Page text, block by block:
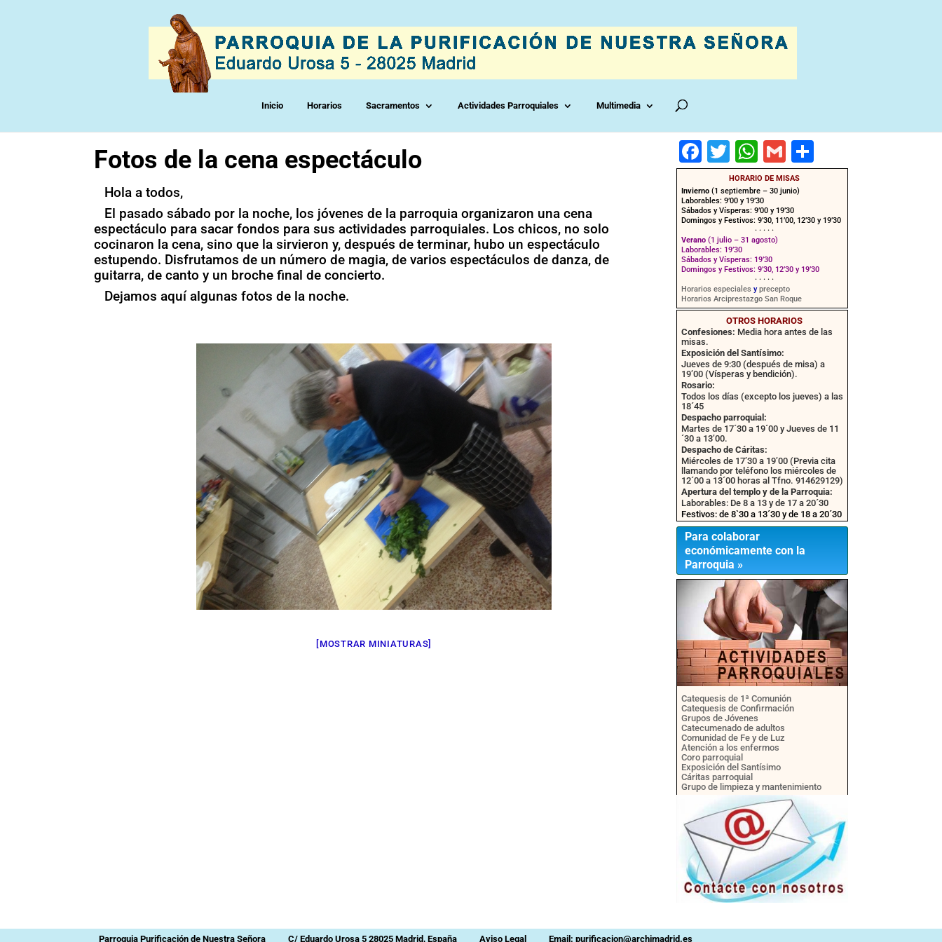
Inicio Horarios Sacramentos Actividades Parroquiales Multimedia
Fotos de la cena espectáculo
Hola a todos,
El pasado sábado por la noche, los jóvenes de la parroquia organizaron una cena
espectáculo para sacar fondos para sus actividades parroquiales. Los chicos, no solo
cocinaron la cena, sino que la sirvieron y, después de terminar, hubo un espectáculo
estupendo. Disfrutamos de un número de magia, de varios espectáculos de danza, de
guitarra, de canto y un broche final de concierto.
Dejamos aquí algunas fotos de la noche.
[MOSTRAR MINIATURAS]
F
a
c
e
b
o
o
k
T
wi
tt
er
W
h
at
s
A
p
p
G
m
ai
l
o
p
tir
HORARIO DE MISAS
Invierno(1 septiembre – 30 junio)
Laborables: 9’00 y 19’30
Sábados y Vísperas: 9’00 y 19’30
Domingos y Festivos: 9’30, 11’00, 12’30 y 19’30
· · · · ·
Verano(1 julio – 31 agosto)
Laborables: 19’30
Sábados y Vísperas: 19’30
Domingos y Festivos: 9’30, 12’30 y 19’30
· · · · ·
Horarios especiales yprecepto
Horarios Arciprestazgo San Roque
OTROS HORARIOS
Confesiones: Media hora antes de las
misas.
Exposición del Santísimo:
Jueves de 9:30 (después de misa) a
19’00 (Vísperas y bendición).
Rosario:
Todos los días (excepto los jueves) a las
18´45
Despacho parroquial:
Martes de 17´30 a 19´00 y Jueves de 11
´30 a 13’00.
Despacho de Cáritas:
Miércoles de 17’30 a 19’00 (Previa cita
llamando por teléfono los miércoles de
12´00 a 13´00 horas al Tfno. 914629129)
Apertura del templo y de la Parroquia:
Laborables: De 8 a 13 y de 17 a 20´30
Festivos: de 8`30 a 13´30 y de 18 a 20´30
Para colaborar
económicamente con la
Parroquia »
Catequesis de 1ª Comunión
Catequesis de Confirmación
Grupos de Jóvenes
Catecumenado de adultos
Comunidad de Fe y de Luz
Atención a los enfermos
Coro parroquial
Exposición del Santísimo
Cáritas parroquial
Grupo de limpieza y mantenimiento
Parroquia Purificación de Nuestra Señora C/ Eduardo Urosa 5 28025 Madrid, España Aviso Legal Email: purificacion@archimadrid.es